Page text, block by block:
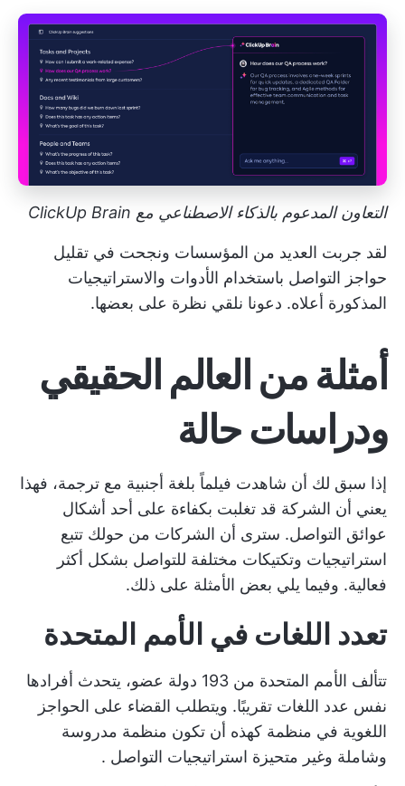
التعاون المدعوم بالذكاء الاصطناعي مع ClickUp Brain
لقد جربت العديد من المؤسسات ونجحت في تقليل
حواجز التواصل باستخدام الأدوات والاستراتيجيات
المذكورة أعلاه. دعونا نلقي نظرة على بعضها.
أمثلة من العالم الحقيقي
ودراسات حالة
إذا سبق لك أن شاهدت فيلماً بلغة أجنبية مع ترجمة، فهذا
يعني أن الشركة قد تغلبت بكفاءة على أحد أشكال
عوائق التواصل. سترى أن الشركات من حولك تتبع
استراتيجيات وتكتيكات مختلفة للتواصل بشكل أكثر
فعالية. وفيما يلي بعض الأمثلة على ذلك.
تعدد اللغات في الأمم المتحدة
تتألف الأمم المتحدة من 193 دولة عضو، يتحدث أفرادها
نفس عدد اللغات تقريبًا. ويتطلب القضاء على الحواجز
اللغوية في منظمة كهذه أن تكون منظمة مدروسة
وشاملة وغير متحيزة استراتيجيات التواصل .